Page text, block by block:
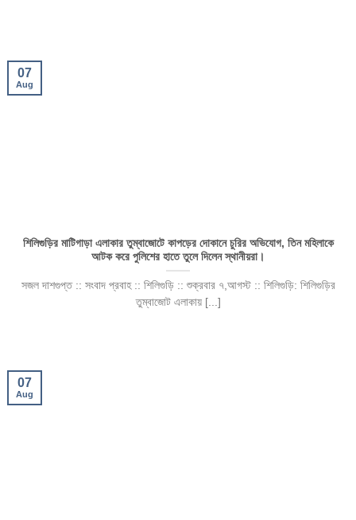
শিলিগুড়ির মাটিগাড়া এলাকার তুম্বাজোটে কাপড়ের দোকানে চুরির অভিযোগ, তিন মহিলাকে
আটক করে পুলিশের হাতে তুলে দিলেন স্থানীয়রা।
সজল দাশগুপ্ত :: সংবাদ প্রবাহ :: শিলিগুড়ি :: শুক্রবার ৭,আগস্ট :: শিলিগুড়ি: শিলিগুড়ির
তুম্বাজোট এলাকায় [...]
07
Aug
07
Aug